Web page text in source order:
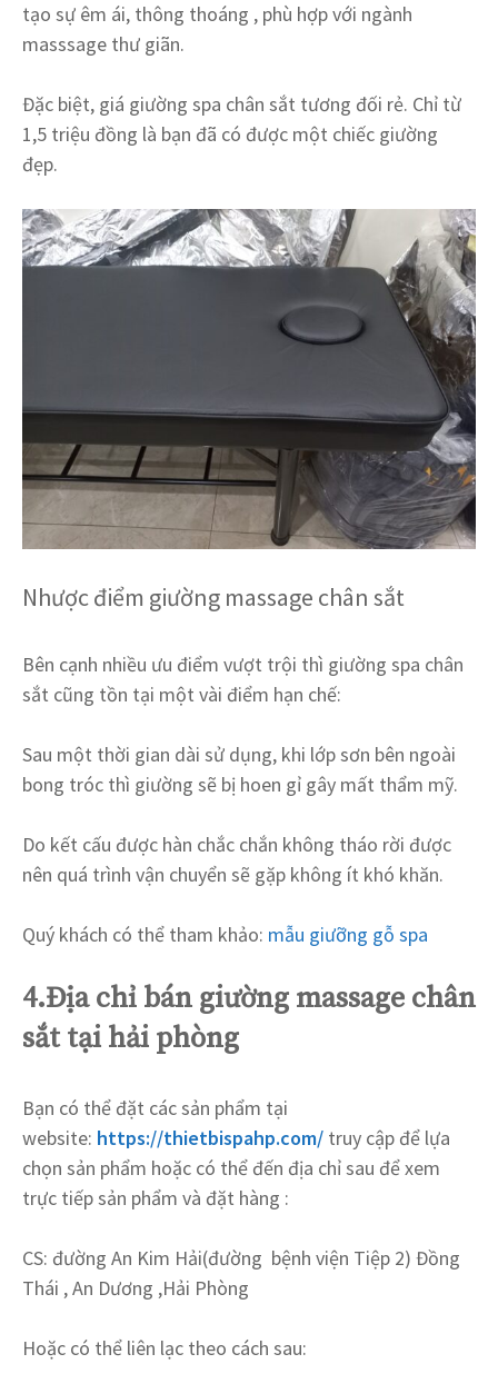
tạo sự êm ái, thông thoáng , phù hợp với ngành
masssage thư giãn.
Đặc biệt, giá giường spa chân sắt tương đối rẻ. Chỉ từ
1,5 triệu đồng là bạn đã có được một chiếc giường
đẹp.
Nhược điểm giường massage chân sắt
Bên cạnh nhiều ưu điểm vượt trội thì giường spa chân
sắt cũng tồn tại một vài điểm hạn chế:
Sau một thời gian dài sử dụng, khi lớp sơn bên ngoài
bong tróc thì giường sẽ bị hoen gỉ gây mất thẩm mỹ.
Do kết cấu được hàn chắc chắn không tháo rời được
nên quá trình vận chuyển sẽ gặp không ít khó khăn.
Quý khách có thể tham khảo: mẫu giưỡng gỗ spa
4.Địa chỉ bán giường massage chân
sắt tại hải phòng
Bạn có thể đặt các sản phẩm tại
website: https://thietbispahp.com/ truy cập để lựa
chọn sản phẩm hoặc có thể đến địa chỉ sau để xem
trực tiếp sản phẩm và đặt hàng :
CS: đường An Kim Hải(đường bệnh viện Tiệp 2) Đồng
Thái , An Dương ,Hải Phòng
Hoặc có thể liên lạc theo cách sau: